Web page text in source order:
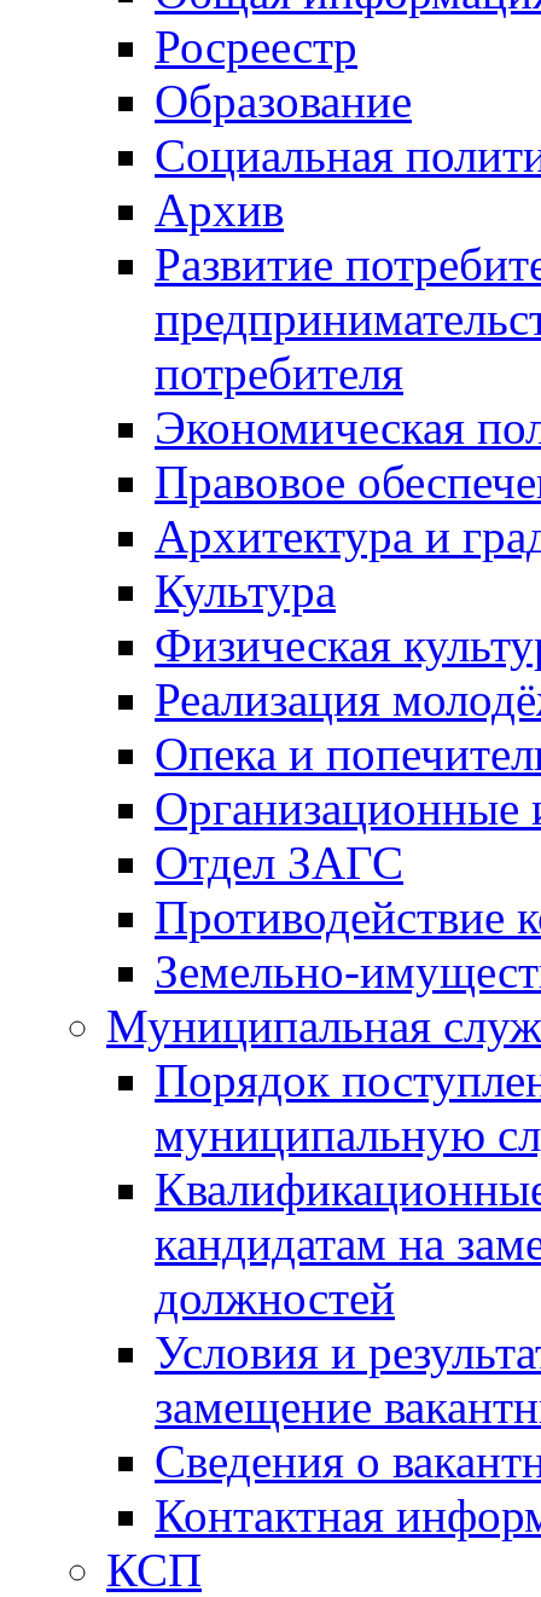
Росреестр
Образование
Социальная
Архив
Развитие
потребителя
Экономическая
Правовое
Архитектура и
Культура
Физическая
Реализация
Опека и
Отдел ЗАГС
Противодействие
Земельно-
Муниципальная
Порядок
муниципальную
кандидатам на
должностей
Условия и
замещение
Сведения о
Контактная
КСП